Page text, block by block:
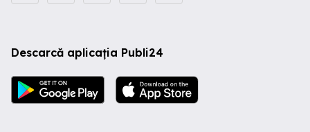
Descarcă aplicația Publi24